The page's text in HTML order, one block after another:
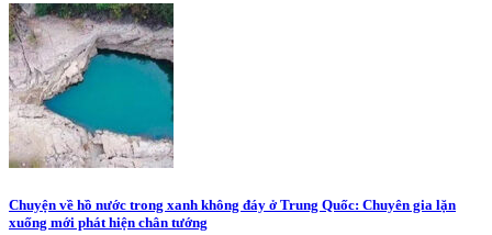
Chuyện về hồ nước trong xanh không đáy ở Trung Quốc: Chuyên gia lặn
xuống mới phát hiện chân tướng